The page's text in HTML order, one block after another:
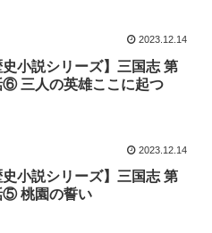
2023.12.14
史小説シリーズ】三国志 第
⑥ 三人の英雄ここに起つ
2023.12.14
史小説シリーズ】三国志 第
⑤ 桃園の誓い